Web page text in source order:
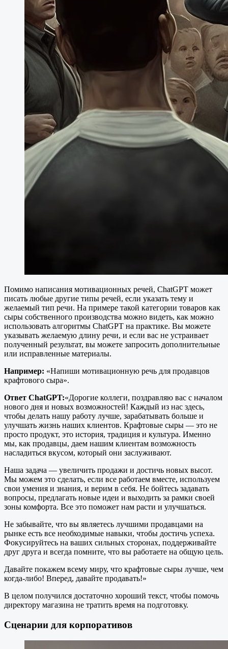
Помимо написания мотивационных речей, ChatGPT может
писать любые другие типы речей, если указать тему и
желаемый тип речи. На примере такой категории товаров как
сыры собственного производства можно видеть, как можно
использовать алгоритмы ChatGPT на практике. Вы можете
указывать желаемую длину речи, и если вас не устраивает
полученный результат, вы можете запросить дополнительные
или исправленные материалы.
Например: «Напиши мотивационную речь для продавцов
крафтового сыра».
Ответ ChatGPT:«Дорогие коллеги, поздравляю вас с началом
нового дня и новых возможностей! Каждый из нас здесь,
чтобы делать нашу работу лучше, зарабатывать больше и
улучшать жизнь наших клиентов. Крафтовые сыры — это не
просто продукт, это история, традиция и культура. Именно
мы, как продавцы, даем нашим клиентам возможность
насладиться вкусом, который они заслуживают.
Наша задача — увеличить продажи и достичь новых высот.
Мы можем это сделать, если все работаем вместе, используем
свои умения и знания, и верим в себя. Не бойтесь задавать
вопросы, предлагать новые идеи и выходить за рамки своей
зоны комфорта. Все это поможет нам расти и улучшаться.
Не забывайте, что вы являетесь лучшими продавцами на
рынке есть все необходимые навыки, чтобы достичь успеха.
Фокусируйтесь на ваших сильных сторонах, поддерживайте
друг друга и всегда помните, что вы работаете на общую цель.
Давайте покажем всему миру, что крафтовые сыры лучше, чем
когда-либо! Вперед, давайте продавать!»
В целом получился достаточно хороший текст, чтобы помочь
директору магазина не тратить время на подготовку.
Сценарии для корпоративов